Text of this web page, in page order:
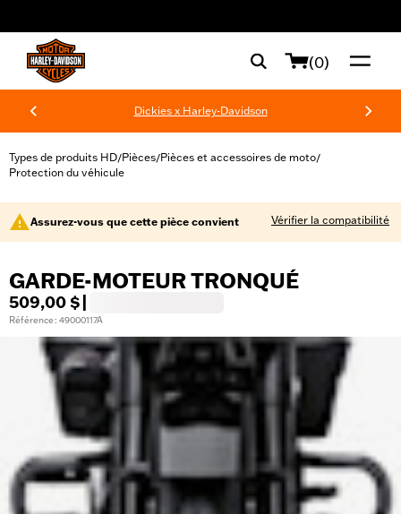
(0)
Dickies x Harley-Davidson
Types de produits HD/Pièces/Pièces et accessoires de moto/
Protection du véhicule
Assurez-vous que cette pièce convient Vérifier la compatibilité
GARDE-MOTEUR TRONQUÉ
509,00 $
Référence : 49000117A